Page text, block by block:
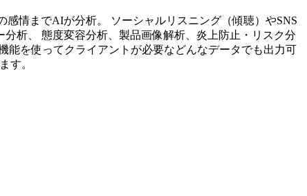
感情までAIが分析。 ソーシャルリスニング（傾聴）やSNS
析、 態度変容分析、製品画像解析、炎上防止・リスク分
を使ってクライアントが必要などんなデータでも出力可
す。